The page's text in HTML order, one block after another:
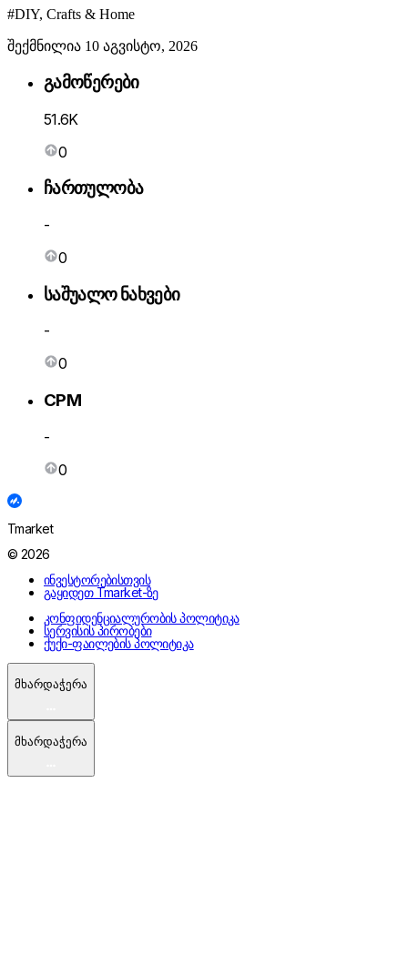
#DIY, Crafts & Home
შექმნილია 10 აგვისტო, 2026
გამოწერები
51.6K
0
ჩართულობა
-
0
საშუალო ნახვები
-
0
CPM
-
0
Tmarket
© 2026
ინვესტორებისთვის
გაყიდეთ Tmarket-ზე
კონფიდენციალურობის პოლიტიკა
სერვისის პირობები
ქუქი-ფაილების პოლიტიკა
მხარდაჭერა
მხარდაჭერა